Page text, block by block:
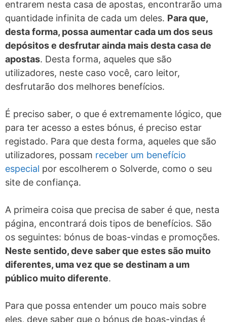
entrarem nesta casa de apostas, encontrarão uma
quantidade infinita de cada um deles. Para que,
desta forma, possa aumentar cada um dos seus
depósitos e desfrutar ainda mais desta casa de
apostas. Desta forma, aqueles que são
utilizadores, neste caso você, caro leitor,
desfrutarão dos melhores benefícios.
É preciso saber, o que é extremamente lógico, que
para ter acesso a estes bónus, é preciso estar
registado. Para que desta forma, aqueles que são
utilizadores, possam receber um benefício
especial por escolherem o Solverde, como o seu
site de confiança.
A primeira coisa que precisa de saber é que, nesta
página, encontrará dois tipos de benefícios. São
os seguintes: bónus de boas-vindas e promoções.
Neste sentido, deve saber que estes são muito
diferentes, uma vez que se destinam a um
público muito diferente.
Para que possa entender um pouco mais sobre
eles, deve saber que o bónus de boas-vindas é